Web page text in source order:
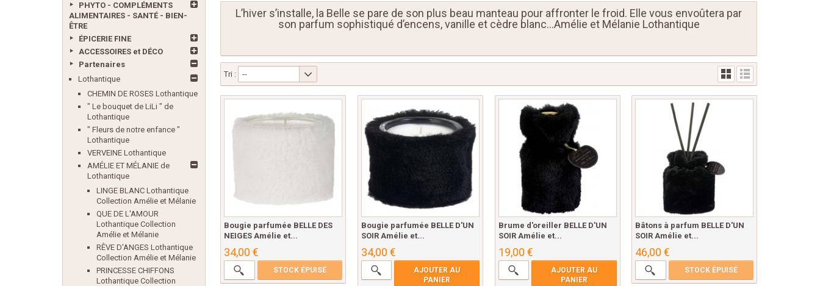
PHYTO - COMPLÉMENTS
ALIMENTAIRES - SANTÉ - BIEN-
ÊTRE
ÉPICERIE FINE
ACCESSOIRES et DÉCO
Partenaires
Lothantique
CHEMIN DE ROSES Lothantique
" Le bouquet de LiLi " de
Lothantique
" Fleurs de notre enfance "
Lothantique
VERVEINE Lothantique
AMÉLIE ET MÉLANIE de
Lothantique
LINGE BLANC Lothantique
Collection Amélie et Mélanie
QUE DE L'AMOUR
Lothantique Collection
Amélie et Mélanie
RÊVE D'ANGES Lothantique
Collection Amélie et Mélanie
PRINCESSE CHIFFONS
Lothantique Collection
L’hiver s’installe, la Belle se pare de son plus beau manteau pour affronter le froid. Elle vous envoûtera par
son parfum sophistiqué d’encens, vanille et cèdre blanc…Amélie et Mélanie Lothantique
Tri : --
Bougie parfumée BELLE DES
NEIGES Amélie et...
34,00 €
STOCK ÉPUISÉ
Bougie parfumée BELLE D'UN
SOIR Amélie et...
34,00 €
AJOUTER AU
PANIER
Brume d'oreiller BELLE D'UN
SOIR Amélie et...
19,00 €
AJOUTER AU
PANIER
Bâtons à parfum BELLE D'UN
SOIR Amélie et...
46,00 €
STOCK ÉPUISÉ